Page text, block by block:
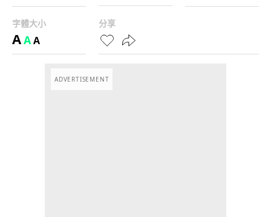
字體大小
AAA
分享
ADVERTISEMENT